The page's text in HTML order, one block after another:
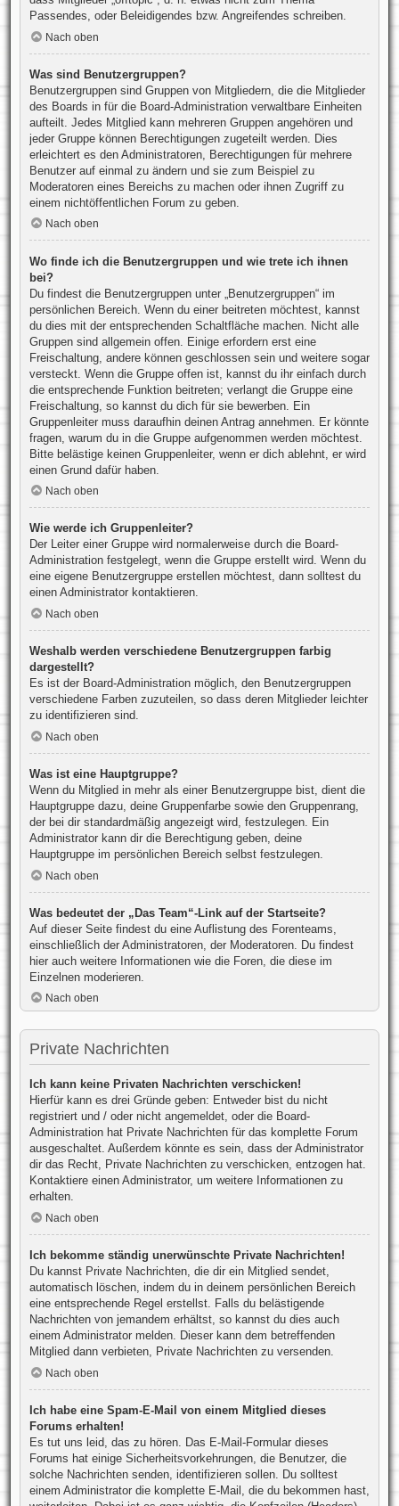
Passendes, oder Beleidigendes bzw. Angreifendes schreiben.
Nach oben
Was sind Benutzergruppen?
Benutzergruppen sind Gruppen von Mitgliedern, die die Mitglieder
des Boards in für die Board-Administration verwaltbare Einheiten
aufteilt. Jedes Mitglied kann mehreren Gruppen angehören und
jeder Gruppe können Berechtigungen zugeteilt werden. Dies
erleichtert es den Administratoren, Berechtigungen für mehrere
Benutzer auf einmal zu ändern und sie zum Beispiel zu
Moderatoren eines Bereichs zu machen oder ihnen Zugriff zu
einem nichtöffentlichen Forum zu geben.
Nach oben
Wo finde ich die Benutzergruppen und wie trete ich ihnen
bei?
Du findest die Benutzergruppen unter „Benutzergruppen“ im
persönlichen Bereich. Wenn du einer beitreten möchtest, kannst
du dies mit der entsprechenden Schaltfläche machen. Nicht alle
Gruppen sind allgemein offen. Einige erfordern erst eine
Freischaltung, andere können geschlossen sein und weitere sogar
versteckt. Wenn die Gruppe offen ist, kannst du ihr einfach durch
die entsprechende Funktion beitreten; verlangt die Gruppe eine
Freischaltung, so kannst du dich für sie bewerben. Ein
Gruppenleiter muss daraufhin deinen Antrag annehmen. Er könnte
fragen, warum du in die Gruppe aufgenommen werden möchtest.
Bitte belästige keinen Gruppenleiter, wenn er dich ablehnt, er wird
einen Grund dafür haben.
Nach oben
Wie werde ich Gruppenleiter?
Der Leiter einer Gruppe wird normalerweise durch die Board-
Administration festgelegt, wenn die Gruppe erstellt wird. Wenn du
eine eigene Benutzergruppe erstellen möchtest, dann solltest du
einen Administrator kontaktieren.
Nach oben
Weshalb werden verschiedene Benutzergruppen farbig
dargestellt?
Es ist der Board-Administration möglich, den Benutzergruppen
verschiedene Farben zuzuteilen, so dass deren Mitglieder leichter
zu identifizieren sind.
Nach oben
Was ist eine Hauptgruppe?
Wenn du Mitglied in mehr als einer Benutzergruppe bist, dient die
Hauptgruppe dazu, deine Gruppenfarbe sowie den Gruppenrang,
der bei dir standardmäßig angezeigt wird, festzulegen. Ein
Administrator kann dir die Berechtigung geben, deine
Hauptgruppe im persönlichen Bereich selbst festzulegen.
Nach oben
Was bedeutet der „Das Team“-Link auf der Startseite?
Auf dieser Seite findest du eine Auflistung des Forenteams,
einschließlich der Administratoren, der Moderatoren. Du findest
hier auch weitere Informationen wie die Foren, die diese im
Einzelnen moderieren.
Nach oben
Private Nachrichten
Ich kann keine Privaten Nachrichten verschicken!
Hierfür kann es drei Gründe geben: Entweder bist du nicht
registriert und / oder nicht angemeldet, oder die Board-
Administration hat Private Nachrichten für das komplette Forum
ausgeschaltet. Außerdem könnte es sein, dass der Administrator
dir das Recht, Private Nachrichten zu verschicken, entzogen hat.
Kontaktiere einen Administrator, um weitere Informationen zu
erhalten.
Nach oben
Ich bekomme ständig unerwünschte Private Nachrichten!
Du kannst Private Nachrichten, die dir ein Mitglied sendet,
automatisch löschen, indem du in deinem persönlichen Bereich
eine entsprechende Regel erstellst. Falls du belästigende
Nachrichten von jemandem erhältst, so kannst du dies auch
einem Administrator melden. Dieser kann dem betreffenden
Mitglied dann verbieten, Private Nachrichten zu versenden.
Nach oben
Ich habe eine Spam-E-Mail von einem Mitglied dieses
Forums erhalten!
Es tut uns leid, das zu hören. Das E-Mail-Formular dieses
Forums hat einige Sicherheitsvorkehrungen, die Benutzer, die
solche Nachrichten senden, identifizieren sollen. Du solltest
einem Administrator die komplette E-Mail, die du bekommen hast,